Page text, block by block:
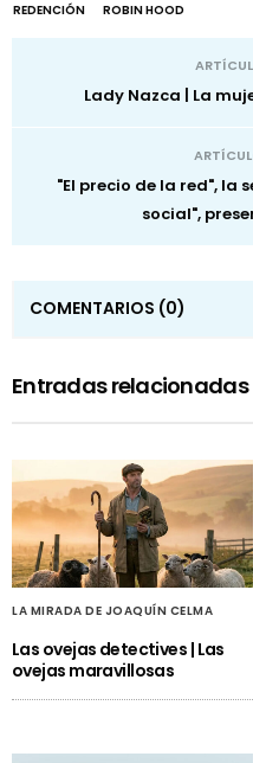
REDENCIÓN
ROBIN HOOD
Lady Nazca | La
"El precio de la red", la
social",
COMENTARIOS (0)
Entradas relacionadas
LA MIRADA DE JOAQUÍN CELMA
Las ovejas detectives | Las
ovejas maravillosas